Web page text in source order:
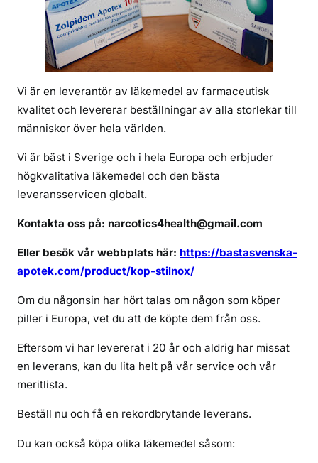
i
k
p
s
l
n
i
s
r
i
e
u
n
Vi är en leverantör av läkemedel av farmaceutisk
kvalitet och levererar beställningar av alla storlekar till
människor över hela världen.
Vi är bäst i Sverige och i hela Europa och erbjuder
högkvalitativa läkemedel och den bästa
leveransservicen globalt.
Kontakta oss på: narcotics4health@gmail.com
Eller besök vår webbplats här: https://bastasvenska-
apotek.com/product/kop-stilnox/
Om du någonsin har hört talas om någon som köper
piller i Europa, vet du att de köpte dem från oss.
Eftersom vi har levererat i 20 år och aldrig har missat
en leverans, kan du lita helt på vår service och vår
meritlista.
Beställ nu och få en rekordbrytande leverans.
Du kan också köpa olika läkemedel såsom: